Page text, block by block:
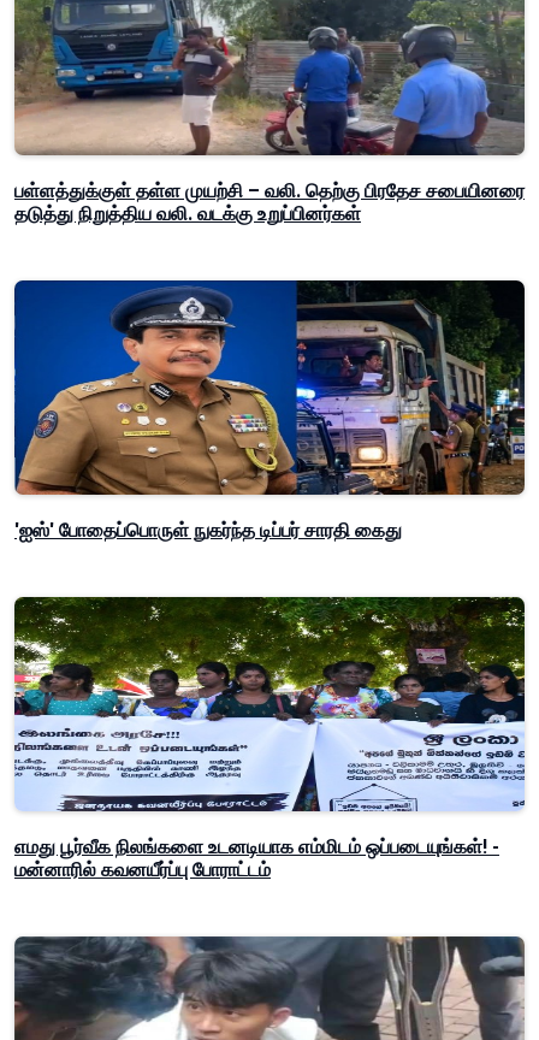
பள்ளத்துக்குள் தள்ள முயற்சி – வலி. தெற்கு பிரதேச சபையினரை
தடுத்து நிறுத்திய வலி. வடக்கு உறுப்பினர்கள்
'ஐஸ்' போதைப்பொருள் நுகர்ந்த டிப்பர் சாரதி கைது
எமது பூர்வீக நிலங்களை உடனடியாக எம்மிடம் ஒப்படையுங்கள்! -
மன்னாரில் கவனயீர்ப்பு போராட்டம்